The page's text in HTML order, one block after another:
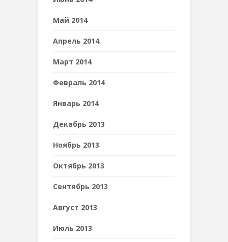
Май 2014
Апрель 2014
Март 2014
Февраль 2014
Январь 2014
Декабрь 2013
Ноябрь 2013
Октябрь 2013
Сентябрь 2013
Август 2013
Июль 2013